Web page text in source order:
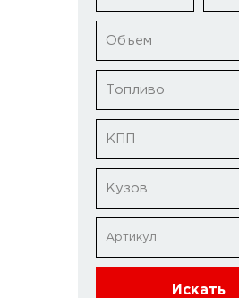
Объем
Топливо
КПП
Кузов
Искать